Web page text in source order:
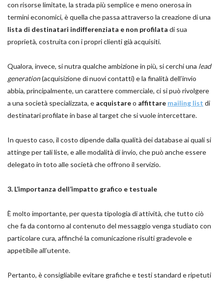
con risorse limitate, la strada più semplice e meno onerosa in
termini economici, è quella che passa attraverso la creazione di una
lista di destinatari indifferenziata e non profilata di sua
proprietà, costruita con i propri clienti già acquisiti.
Qualora, invece, si nutra qualche ambizione in più, si cerchi una lead
generation(acquisizione di nuovi contatti) e la finalità dell’invio
abbia, principalmente, un carattere commerciale, ci si può rivolgere
a una società specializzata, e acquistareo affittare mailing list di
destinatari profilate in base al target che si vuole intercettare.
In questo caso, il costo dipende dalla qualità dei database ai quali si
attinge per tali liste, e alle modalità di invio, che può anche essere
delegato in toto alle società che offrono il servizio.
3. L’importanza dell’impatto grafico e testuale
È molto importante, per questa tipologia di attività, che tutto ciò
che fa da contorno al contenuto del messaggio venga studiato con
particolare cura, affinché la comunicazione risulti gradevole e
appetibile all’utente.
Pertanto, è consigliabile evitare grafiche e testi standard e ripetuti